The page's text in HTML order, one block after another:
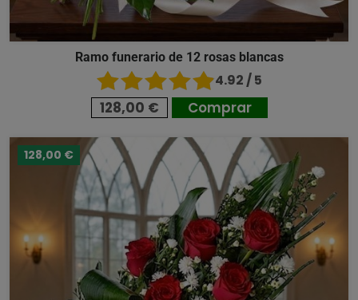
Ramo funerario de 12 rosas blancas
4.92 / 5
128,00 € Comprar
128,00 €